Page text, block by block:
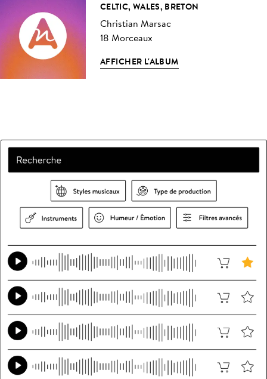
CELTIC, WALES, BRETON
Christian Marsac
18 Morceaux
AFFICHER L'ALBUM